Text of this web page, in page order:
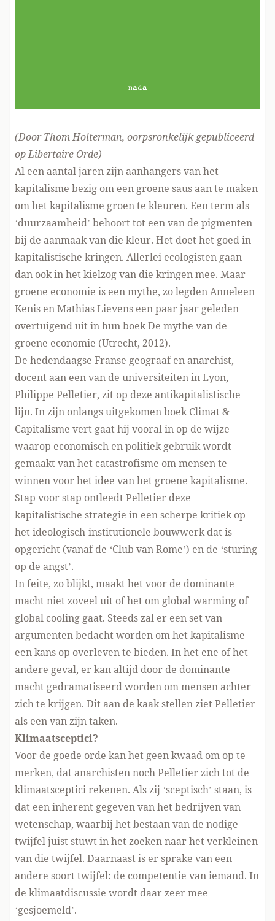
(Door Thom Holterman, oorpsronkelijk gepubliceerd
op Libertaire Orde)
Al een aantal jaren zijn aanhangers van het
kapitalisme bezig om een groene saus aan te maken
om het kapitalisme groen te kleuren. Een term als
‘duurzaamheid’ behoort tot een van de pigmenten
bij de aanmaak van die kleur. Het doet het goed in
kapitalistische kringen. Allerlei ecologisten gaan
dan ook in het kielzog van die kringen mee. Maar
groene economie is een mythe, zo legden Anneleen
Kenis en Mathias Lievens een paar jaar geleden
overtuigend uit in hun boekDe mythe van de
groene economie (Utrecht, 2012).
De hedendaagse Franse geograaf en anarchist,
docent aan een van de universiteiten in Lyon,
Philippe Pelletier, zit op deze antikapitalistische
lijn. In zijn onlangs uitgekomen boek Climat &
Capitalisme vert gaat hij vooral in op de wijze
waarop economisch en politiek gebruik wordt
gemaakt van het catastrofisme om mensen te
winnen voor het idee van het groene kapitalisme.
Stap voor stap ontleedt Pelletier deze
kapitalistische strategie in een scherpe kritiek op
het ideologisch-institutionele bouwwerk dat is
opgericht (vanaf de ‘Club van Rome’) en de ‘sturing
op de angst’.
In feite, zo blijkt, maakt het voor de dominante
macht niet zoveel uit of het om global warming of
global cooling gaat. Steeds zal er een set van
argumenten bedacht worden om het kapitalisme
een kans op overleven te bieden. In het ene of het
andere geval, er kan altijd door de dominante
macht gedramatiseerd worden om mensen achter
zich te krijgen. Dit aan de kaak stellen ziet Pelletier
als een van zijn taken.
Klimaatsceptici?
Voor de goede orde kan het geen kwaad om op te
merken, dat anarchisten noch Pelletier zich tot de
klimaatsceptici rekenen. Als zij ‘sceptisch’ staan, is
dat een inherent gegeven van het bedrijven van
wetenschap, waarbij het bestaan van de nodige
twijfel juist stuwt in het zoeken naar het verkleinen
van die twijfel. Daarnaast is er sprake van een
andere soort twijfel: de competentie van iemand. In
de klimaatdiscussie wordt daar zeer mee
‘gesjoemeld’.